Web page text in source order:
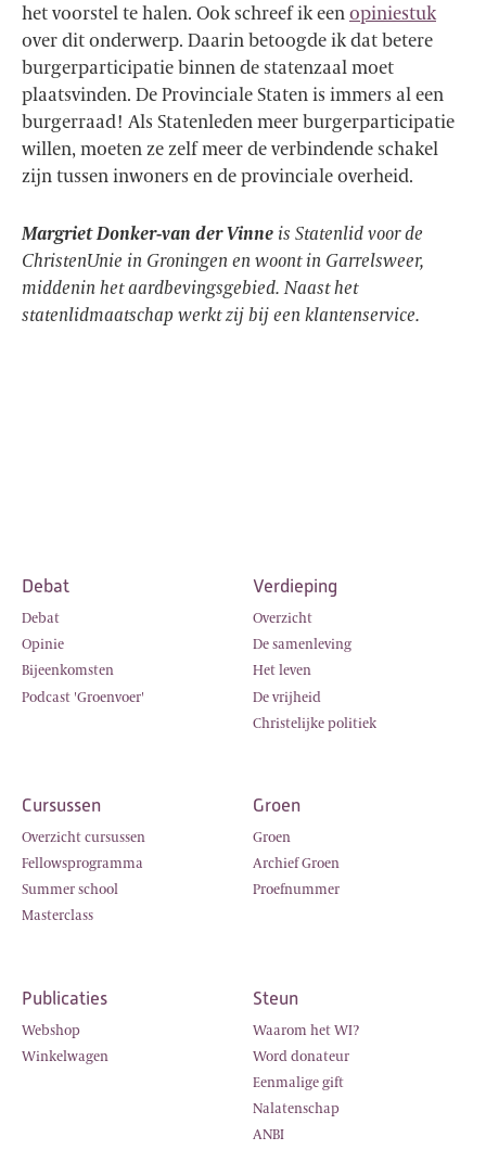
het voorstel te halen. Ook schreef ik eenopiniestuk
over dit onderwerp. Daarin betoogde ik dat betere
burgerparticipatie binnen de statenzaal moet
plaatsvinden. De Provinciale Staten is immers al een
burgerraad! Als Statenleden meer burgerparticipatie
willen, moeten ze zelf meer de verbindende schakel
zijn tussen inwoners en de provinciale overheid.
Margriet Donker-van der Vinne is Statenlid voor de
ChristenUnie in Groningen en woont in Garrelsweer,
middenin het aardbevingsgebied. Naast het
statenlidmaatschap werkt zij bij een klantenservice.
Debat
Debat
Opinie
Bijeenkomsten
Podcast 'Groenvoer'
Verdieping
Overzicht
De samenleving
Het leven
De vrijheid
Christelijke politiek
Cursussen
Overzicht cursussen
Fellowsprogramma
Summer school
Masterclass
Groen
Groen
Archief Groen
Proefnummer
Publicaties
Webshop
Winkelwagen
Steun
Waarom het WI?
Word donateur
Eenmalige gift
Nalatenschap
ANBI